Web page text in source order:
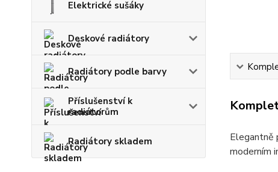
Elektrické sušáky
Deskové radiátory
Radiátory podle barvy
Příslušenství k
radiátorům
Radiátory skladem
Elegantně
moderním